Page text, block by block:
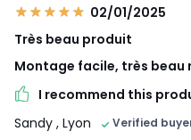
02/01/2025
Très beau produit
Montage facile, très beau
I recommend this
Sandy , Lyon Verified